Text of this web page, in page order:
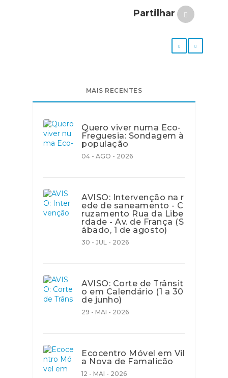
Partilhar
MAIS RECENTES
Quero viver numa Eco-
Freguesia: Sondagem à
população
04 - AGO - 2026
AVISO: Intervenção na r
ede de saneamento - C
ruzamento Rua da Libe
rdade - Av. de França (S
ábado, 1 de agosto)
30 - JUL - 2026
AVISO: Corte de Trânsit
o em Calendário (1 a 30
de junho)
29 - MAI - 2026
Ecocentro Móvel em Vil
a Nova de Famalicão
12 - MAI - 2026